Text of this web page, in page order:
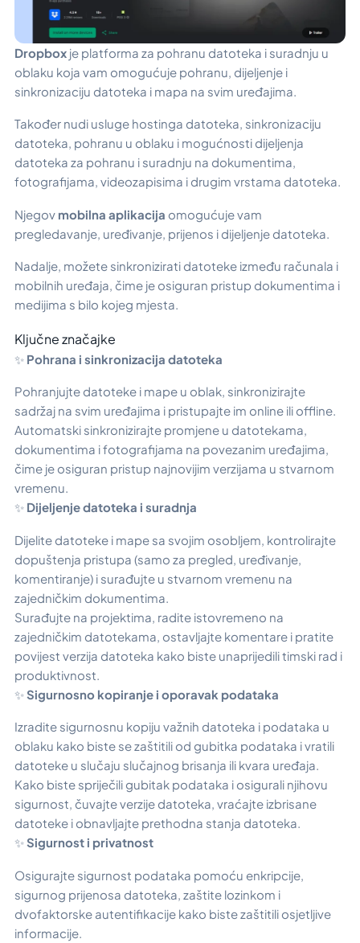
Dropbox je platforma za pohranu datoteka i suradnju u
oblaku koja vam omogućuje pohranu, dijeljenje i
sinkronizaciju datoteka i mapa na svim uređajima.
Također nudi usluge hostinga datoteka, sinkronizaciju
datoteka, pohranu u oblaku i mogućnosti dijeljenja
datoteka za pohranu i suradnju na dokumentima,
fotografijama, videozapisima i drugim vrstama datoteka.
Njegov mobilna aplikacija omogućuje vam
pregledavanje, uređivanje, prijenos i dijeljenje datoteka.
Nadalje, možete sinkronizirati datoteke između računala i
mobilnih uređaja, čime je osiguran pristup dokumentima i
medijima s bilo kojeg mjesta.
Ključne značajke
✨ Pohrana i sinkronizacija datoteka
Pohranjujte datoteke i mape u oblak, sinkronizirajte
sadržaj na svim uređajima i pristupajte im online ili offline.
Automatski sinkronizirajte promjene u datotekama,
dokumentima i fotografijama na povezanim uređajima,
čime je osiguran pristup najnovijim verzijama u stvarnom
vremenu.
✨ Dijeljenje datoteka i suradnja
Dijelite datoteke i mape sa svojim osobljem, kontrolirajte
dopuštenja pristupa (samo za pregled, uređivanje,
komentiranje) i surađujte u stvarnom vremenu na
zajedničkim dokumentima.
Surađujte na projektima, radite istovremeno na
zajedničkim datotekama, ostavljajte komentare i pratite
povijest verzija datoteka kako biste unaprijedili timski rad i
produktivnost.
✨Sigurnosno kopiranje i oporavak podataka
Izradite sigurnosnu kopiju važnih datoteka i podataka u
oblaku kako biste se zaštitili od gubitka podataka i vratili
datoteke u slučaju slučajnog brisanja ili kvara uređaja.
Kako biste spriječili gubitak podataka i osigurali njihovu
sigurnost, čuvajte verzije datoteka, vraćajte izbrisane
datoteke i obnavljajte prethodna stanja datoteka.
✨Sigurnost i privatnost
Osigurajte sigurnost podataka pomoću enkripcije,
sigurnog prijenosa datoteka, zaštite lozinkom i
dvofaktorske autentifikacije kako biste zaštitili osjetljive
informacije.